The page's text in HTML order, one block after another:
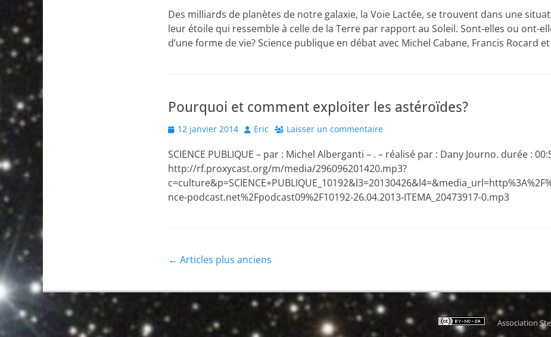
Des milliards de planètes de notre galaxie, la Voie Lactée, se trouvent dans une
leur étoile qui ressemble à celle de la Terre par rapport au Soleil. Sont-elles ou ont-
d’une forme de vie? Science publique en débat avec Michel Cabane, Francis Rocard et
Pourquoi et comment exploiter les astéroïdes?
Posted
12 janvier 2014 Author
Eric Laisser un commentaire
SCIENCE PUBLIQUE – par : Michel Alberganti – . – réalisé par : Dany Journo. durée :
http://rf.proxycast.org/m/media/296096201420.mp3?
nce-podcast.net%2Fpodcast09%2F10192-26.04.2013-ITEMA_20473917-0.mp3
Navigation
articles
← Articles plus anciens
Association